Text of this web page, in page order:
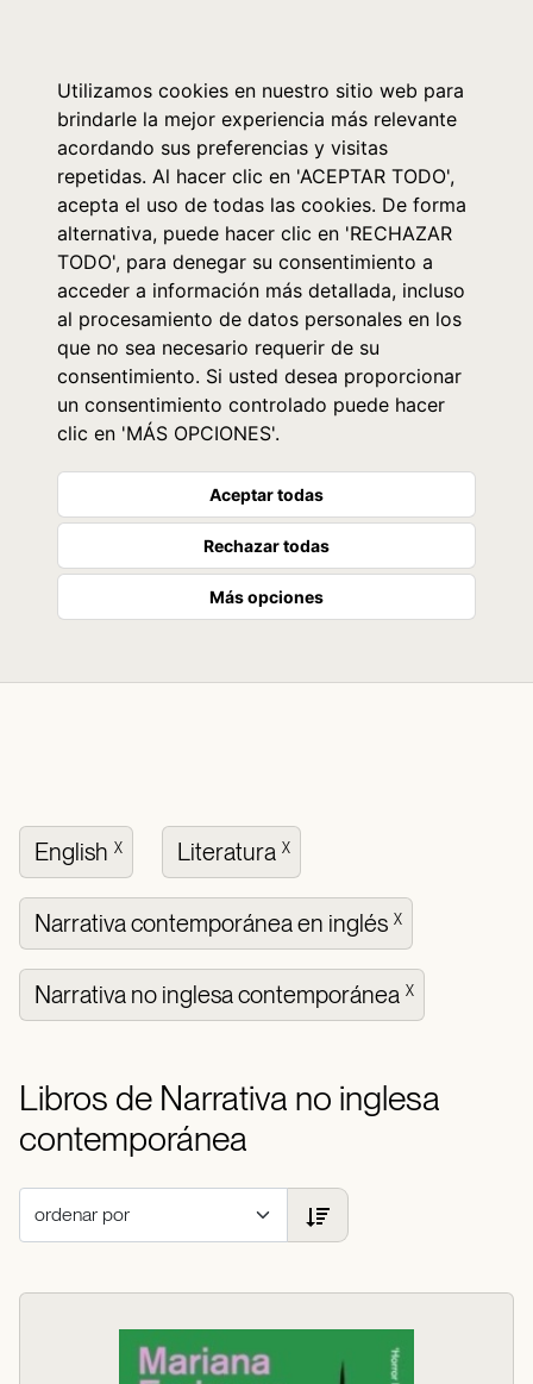
Utilizamos cookies en nuestro sitio web para
brindarle la mejor experiencia más relevante
acordando sus preferencias y visitas
repetidas. Al hacer clic en 'ACEPTAR TODO',
acepta el uso de todas las cookies. De forma
alternativa, puede hacer clic en 'RECHAZAR
TODO', para denegar su consentimiento a
acceder a información más detallada, incluso
al procesamiento de datos personales en los
que no sea necesario requerir de su
consentimiento. Si usted desea proporcionar
un consentimiento controlado puede hacer
clic en 'MÁS OPCIONES'.
Aceptar todas
Rechazar todas
Más opciones
English X Literatura X
Narrativa contemporánea en inglés X
Narrativa no inglesa contemporánea X
Libros de Narrativa no inglesa
contemporánea